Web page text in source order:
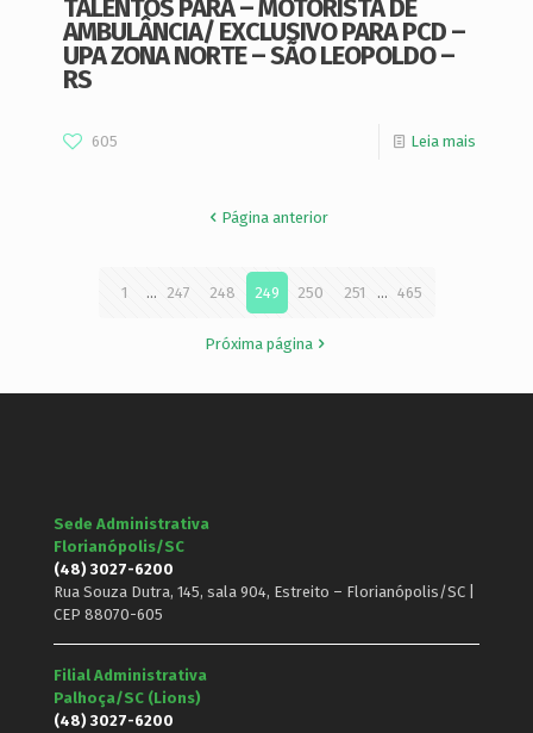
TALENTOS PARA – MOTORISTA DE
AMBULÂNCIA/ EXCLUSIVO PARA PCD –
UPA ZONA NORTE – SÃO LEOPOLDO –
RS
605 Leia mais
Página anterior
1 ... 247 248 249 250 251 ... 465
Próxima página
Sede Administrativa
Florianópolis/SC
(48) 3027-6200
Rua Souza Dutra, 145, sala 904, Estreito – Florianópolis/SC |
CEP 88070-605
Filial Administrativa
Palhoça/SC (Lions)
(48) 3027-6200